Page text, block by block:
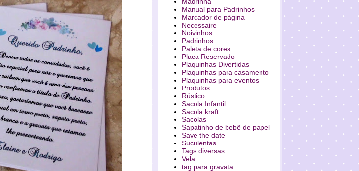
Manual para Padrinhos
Marcador de página
Necessaire
Noivinhos
Padrinhos
Paleta de cores
Placa Reservado
Plaquinhas Divertidas
Plaquinhas para casamento
Plaquinhas para eventos
Produtos
Rústico
Sacola Infantil
Sacola kraft
Sacolas
Sapatinho de bebê de papel
Save the date
Suculentas
Tags diversas
Vela
tag para gravata